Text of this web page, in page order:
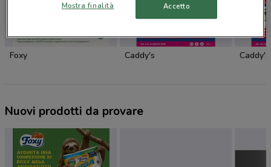
Foxy Caddy's Caddy's
Nuovi prodotti da provare
Mostra finalità Accetto